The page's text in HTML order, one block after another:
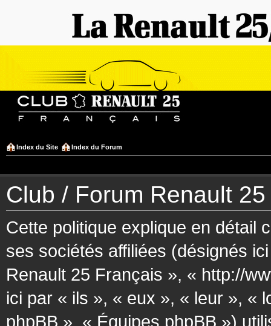
Index du Site Index du Forum
Club / Forum Renault
Cette politique explique en détail
ses sociétés affiliées (désignés
Renault 25 Français », « http://
ici par « ils », « eux », « leur », «
phpBB », « Équipes phpBB »)